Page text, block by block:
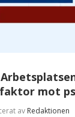
mot
av Redaktionen